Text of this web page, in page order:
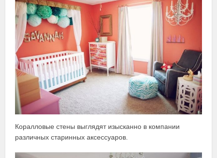
Коралловые стены выглядят изысканно в компании
различных старинных аксессуаров.